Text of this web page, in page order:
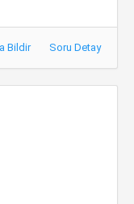
Bildir Soru Detay